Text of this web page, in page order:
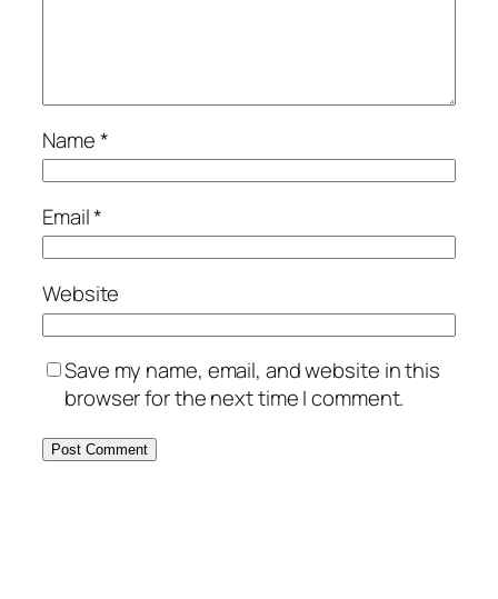
Name*
Email*
Website
Save my name, email, and website in this
browser for the next time I comment.